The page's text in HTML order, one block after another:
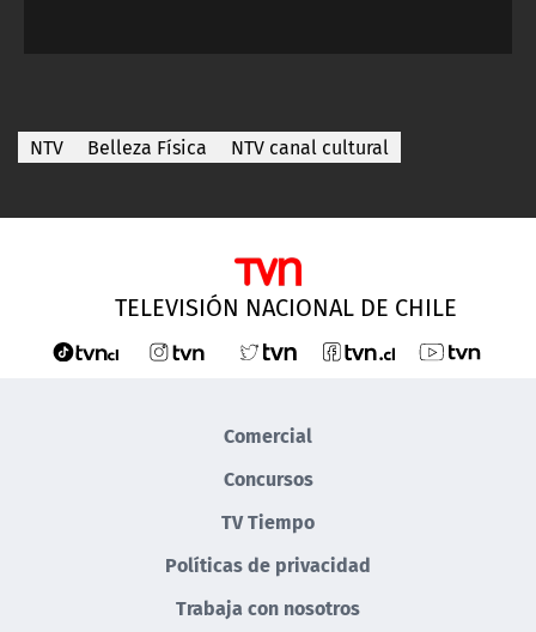
NTV Belleza Física NTV canal cultural
TELEVISIÓN NACIONAL DE CHILE
Comercial
Concursos
TV Tiempo
Políticas de privacidad
Trabaja con nosotros